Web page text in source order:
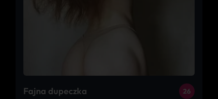
Fajna dupeczka 26